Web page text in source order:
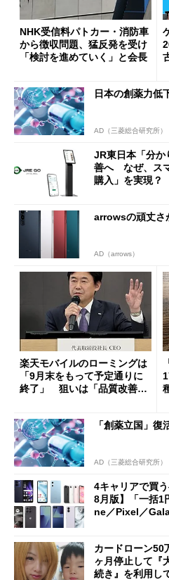
NHK受信料パトカー・消防車
から徴収問題、猛反発を受け
「検討を進めていく」と会長
日本の創薬力低
AD（三菱総合研究所）
JR東日本「分か
善へ なぜ、ス
購入」を実現？
arrowsの頑丈さ
AD（arrows）
楽天モバイルのローミングは
「9月末をもって予定通りに
終了」 狙いは「品質改善」
も
「創薬立国」復
AD（三菱総合研究所）
4キャリアで買
8月版】「一括1
ne／Pixel／
カードローン50
ヶ月停止して『
続き』を利用し